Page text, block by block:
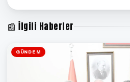
📰 İlgili Haberler
GÜNDEM